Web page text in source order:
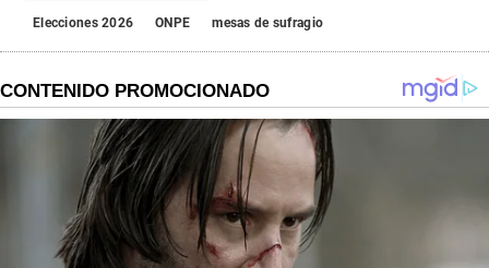
Elecciones 2026 ONPE mesas de sufragio